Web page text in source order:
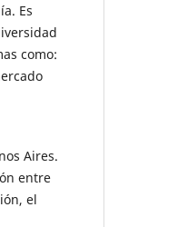
Es
como:
Aires.
entre
el